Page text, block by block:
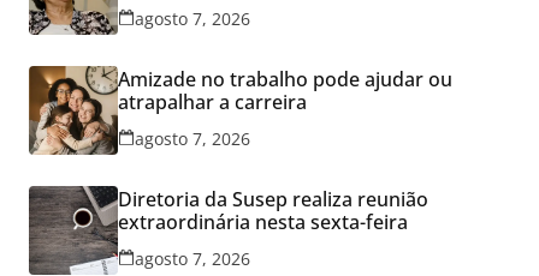
agosto 7, 2026
Amizade no trabalho pode ajudar ou
atrapalhar a carreira
agosto 7, 2026
Diretoria da Susep realiza reunião
extraordinária nesta sexta-feira
agosto 7, 2026